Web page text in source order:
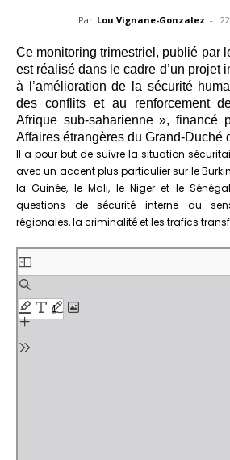
Par Lou Vignane-Gonzalez -
Ce monitoring trimestriel, publié par
est réalisé dans le cadre d’un projet
à l’amélioration de la sécurité
des conflits et au renforcement
Afrique sub-saharienne », financé
Affaires étrangères du Grand-Duché
Il a pour but de suivre la situation
avec un accent plus particulier sur le
la Guinée, le Mali, le Niger et le
questions de sécurité interne au
régionales, la criminalité et les trafics
Aller
au
contenu
PDF